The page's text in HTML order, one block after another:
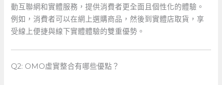
動互聯網和實體服務，提供消費者更全面且個性化的體驗。
例如，消費者可以在網上選購商品，然後到實體店取貨，享
受線上便捷與線下實體體驗的雙重優勢。
Q2: OMO虛實整合有哪些優點？